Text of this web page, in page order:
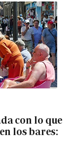
con lo que
los bares: